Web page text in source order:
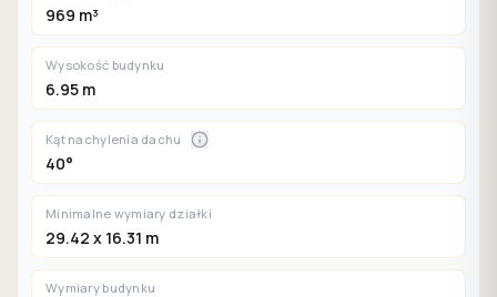
969 m³
Wysokość budynku
6.95 m
Kąt nachylenia dachu
40°
Minimalne wymiary działki
29.42 x 16.31 m
Wymiary budynku